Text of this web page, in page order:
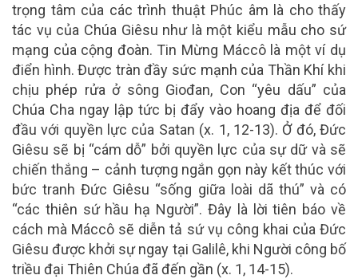
trọng tâm của các trình thuật Phúc âm là cho thấy
tác vụ của Chúa Giêsu như là một kiểu mẫu cho sứ
mạng của cộng đoàn. Tin Mừng Máccô là một ví dụ
điển hình. Được tràn đầy sức mạnh của Thần Khí khi
chịu phép rửa ở sông Giođan, Con “yêu dấu” của
Chúa Cha ngay lập tức bị đẩy vào hoang địa để đối
đầu với quyền lực của Satan (x. 1, 12-13). Ở đó, Đức
Giêsu sẽ bị “cám dỗ” bởi quyền lực của sự dữ và sẽ
chiến thắng – cảnh tượng ngắn gọn này kết thúc với
bức tranh Đức Giêsu “sống giữa loài dã thú” và có
“các thiên sứ hầu hạ Người”. Đây là lời tiên báo về
cách mà Máccô sẽ diễn tả sứ vụ công khai của Đức
Giêsu được khởi sự ngay tại Galilê, khi Người công bố
triều đại Thiên Chúa đã đến gần (x. 1, 14-15).